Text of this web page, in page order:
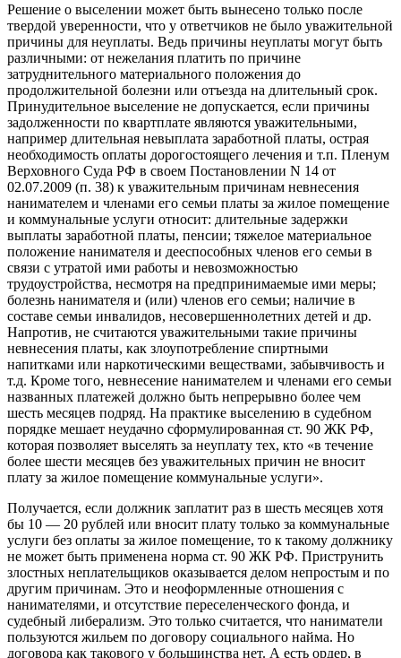
Решение о выселении может быть вынесено только после
твердой уверенности, что у ответчиков не было уважительной
причины для неуплаты. Ведь причины неуплаты могут быть
различными: от нежелания платить по причине
затруднительного материального положения до
продолжительной болезни или отъезда на длительный срок.
Принудительное выселение не допускается, если причины
задолженности по квартплате являются уважительными,
например длительная невыплата заработной платы, острая
необходимость оплаты дорогостоящего лечения и т.п. Пленум
Верховного Суда РФ в своем Постановлении N 14 от
02.07.2009 (п. 38) к уважительным причинам невнесения
нанимателем и членами его семьи платы за жилое помещение
и коммунальные услуги относит: длительные задержки
выплаты заработной платы, пенсии; тяжелое материальное
положение нанимателя и дееспособных членов его семьи в
связи с утратой ими работы и невозможностью
трудоустройства, несмотря на предпринимаемые ими меры;
болезнь нанимателя и (или) членов его семьи; наличие в
составе семьи инвалидов, несовершеннолетних детей и др.
Напротив, не считаются уважительными такие причины
невнесения платы, как злоупотребление спиртными
напитками или наркотическими веществами, забывчивость и
т.д. Кроме того, невнесение нанимателем и членами его семьи
названных платежей должно быть непрерывно более чем
шесть месяцев подряд. На практике выселению в судебном
порядке мешает неудачно сформулированная ст. 90 ЖК РФ,
которая позволяет выселять за неуплату тех, кто «в течение
более шести месяцев без уважительных причин не вносит
плату за жилое помещение коммунальные услуги».
Получается, если должник заплатит раз в шесть месяцев хотя
бы 10 — 20 рублей или вносит плату только за коммунальные
услуги без оплаты за жилое помещение, то к такому должнику
не может быть применена норма ст. 90 ЖК РФ. Приструнить
злостных неплательщиков оказывается делом непростым и по
другим причинам. Это и неоформленные отношения с
нанимателями, и отсутствие переселенческого фонда, и
судебный либерализм. Это только считается, что наниматели
пользуются жильем по договору социального найма. Но
договора как такового у большинства нет. А есть ордер, в